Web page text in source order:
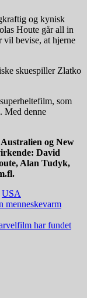
og kynisk
Houte går all in
vil bevise, at hjerne
skuespiller Zlatko
som
Med denne
og New
David
Alan Tudyk,
USA
menneskevarm
har fundet